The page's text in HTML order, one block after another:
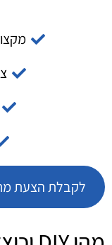
לקבלת הצעת